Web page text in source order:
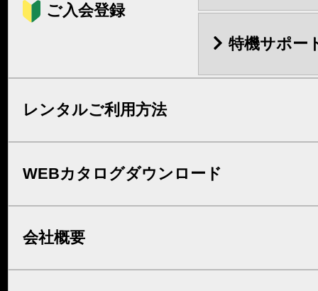
ご入会登録
特機サポー
レンタルご利用方法
WEBカタログダウンロード
会社概要